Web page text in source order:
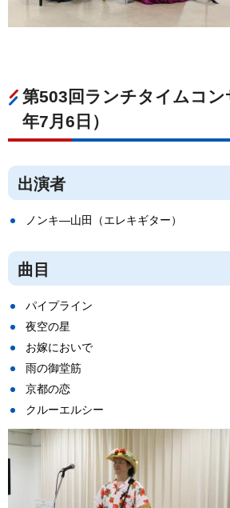
第503回ランチタイムコン
年7月6日）
出演者
ノンキ―山田（エレキギター）
曲目
パイプライン
夜空の星
お嫁においで
雨の御堂筋
京都の恋
クルーエルシー